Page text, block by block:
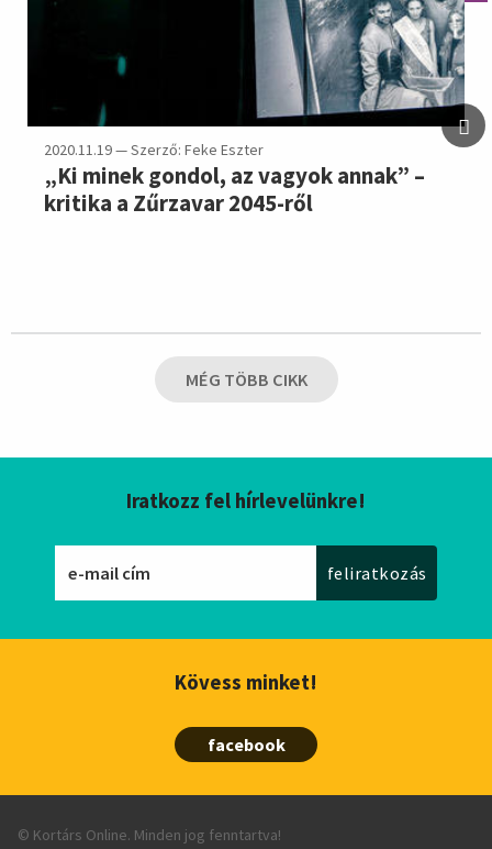
2020.11.19 — Szerző: Feke Eszter
„Ki minek gondol, az vagyok annak” –
kritika a Zűrzavar 2045-ről
MÉG TÖBB CIKK
Iratkozz fel hírlevelünkre!
Kövess minket!
facebook
© Kortárs Online. Minden jog fenntartva!